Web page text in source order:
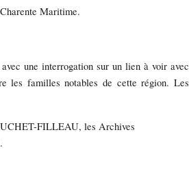
Maritime.
une interrogation sur un lien à voir avec
les familles notables de cette région. Les
FILLEAU, les Archives